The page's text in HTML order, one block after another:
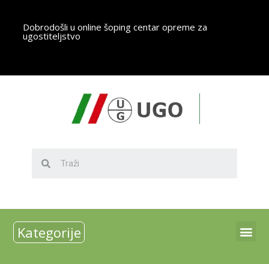
Dobrodošli u online šoping centar opreme za
ugostiteljstvo